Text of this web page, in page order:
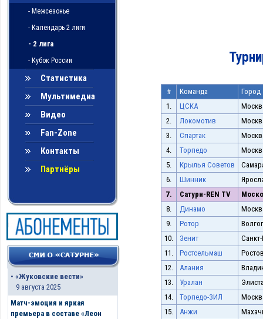
- Межсезонье
- Календарь 2 лиги
- 2 лига
- Кубок России
Статистика
Мультимедиа
Видео
Fan-Zone
Контакты
Партнёры
• «Жуковские вести»
9 августа 2025
Матч-эмоция и яркая
премьера в составе «Леон
# Команда
Город
1.
ЦСКА
2.
Локомотив
3.
Спартак
4.
Торпедо
5.
Крылья Советов
6.
Шинник
7.
Сатурн-REN TV
8.
Динамо
9.
Ротор
10.
Зенит
Санкт-
11.
Ростсельмаш
12.
Алания
13.
Уралан
14.
Торпедо-ЗИЛ
15.
Анжи